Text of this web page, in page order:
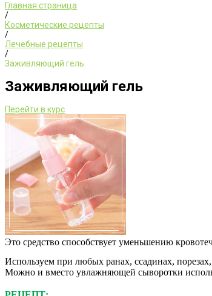
Главная страница
/
Косметические рецепты
/
Лечебные рецепты
/
Заживляющий гель
Заживляющий гель
Перейти в курс
Это средство способствует уменьшению
Используем при любых ранах, ссадинах,
Можно и вместо увлажняющей сыворотки